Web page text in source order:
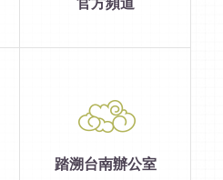
踏溯台南辦公室